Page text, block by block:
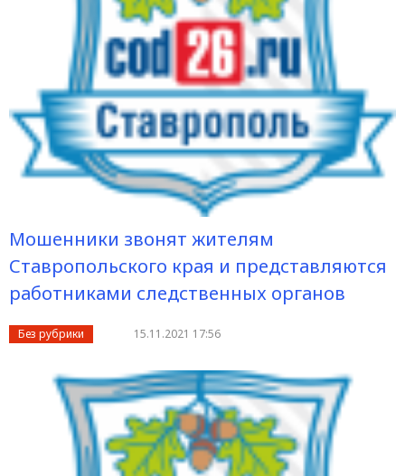
Мошенники звонят жителям
Ставропольского края и представляются
работниками следственных органов
Без рубрики 15.11.2021 17:56